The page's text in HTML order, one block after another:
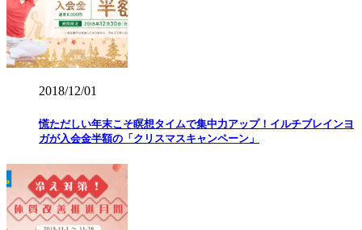
2018/12/01
慌ただしい年末こそ瞑想タイムで集中力アップ！イルチブレインヨ
ガが入会金半額の「クリスマスキャンペーン」